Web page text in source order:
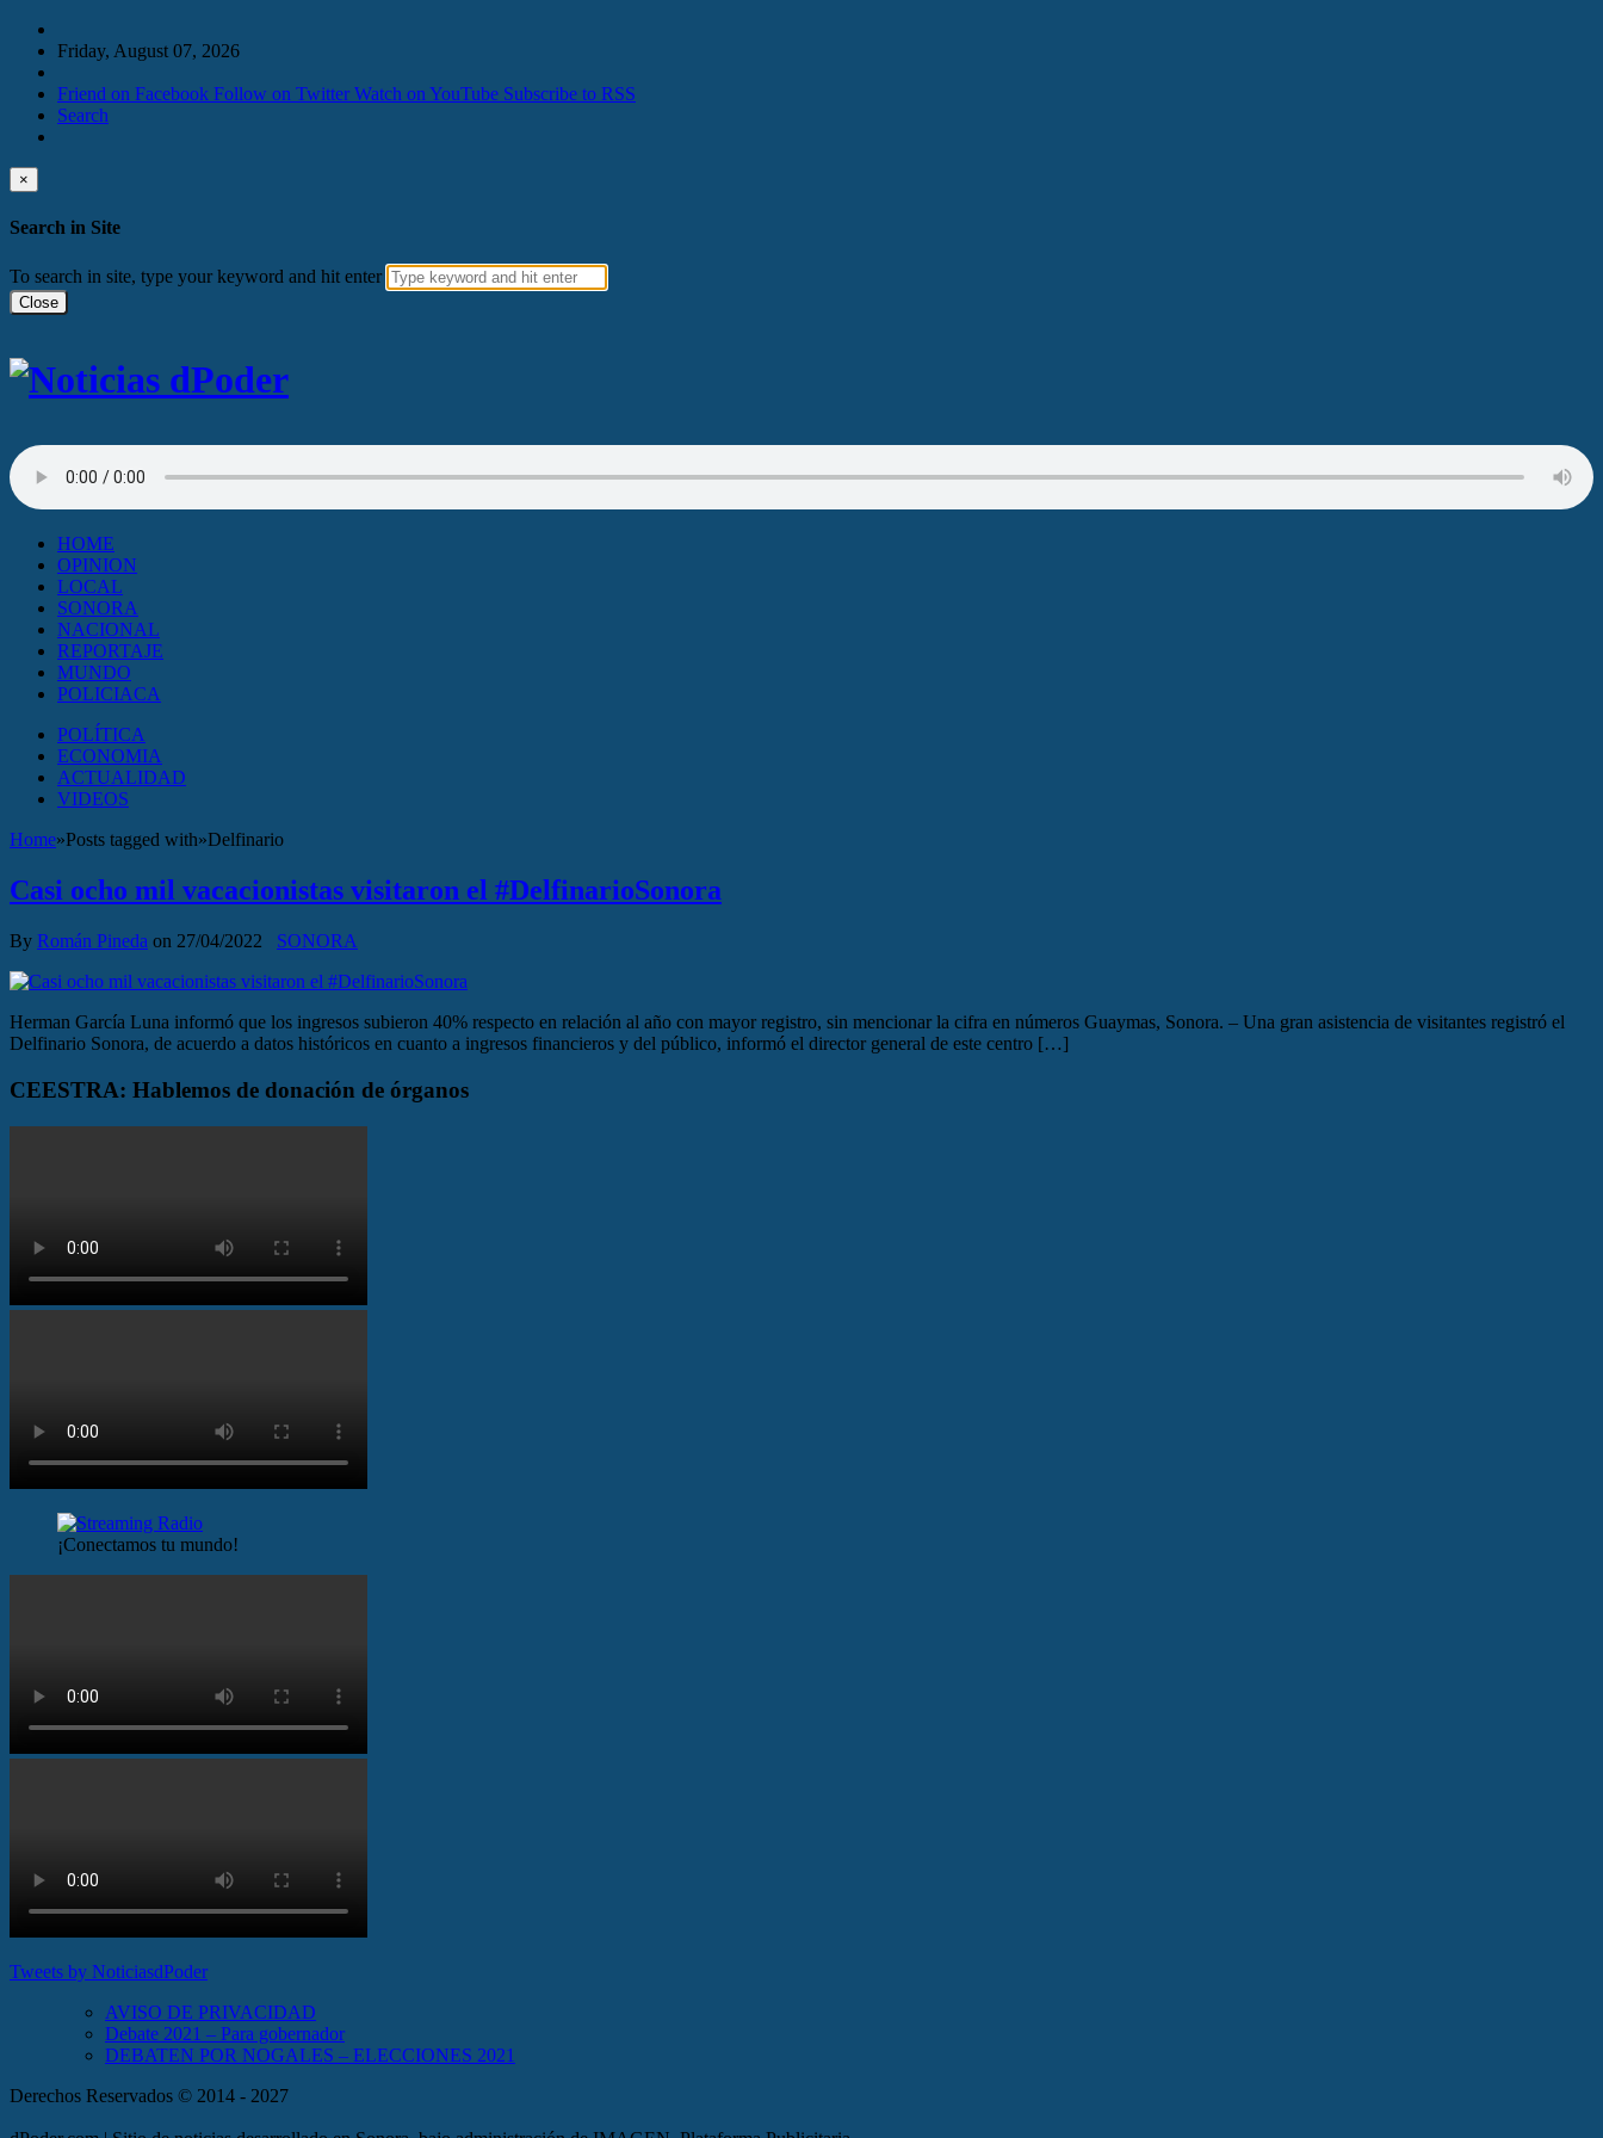
Friday, August 07, 2026
Friend on Facebook Follow on Twitter Watch on YouTube Subscribe to RSS
Search
×
Search in Site
To search in site, type your keyword and hit enter
Close
HOME
OPINION
LOCAL
SONORA
NACIONAL
REPORTAJE
MUNDO
POLICIACA
POLÍTICA
ECONOMIA
ACTUALIDAD
VIDEOS
Home»Posts tagged with»Delfinario
Casi ocho mil vacacionistas visitaron el #DelfinarioSonora
By Román Pineda on 27/04/2022 SONORA
Herman García Luna informó que los ingresos subieron 40% respecto en relación al año con mayor registro, sin mencionar la cifra en números Guaymas, Sonora. – Una gran asistencia de visitantes registró el
Delfinario Sonora, de acuerdo a datos históricos en cuanto a ingresos financieros y del público, informó el director general de este centro […]
CEESTRA: Hablemos de donación de órganos
¡Conectamos tu mundo!
Tweets by NoticiasdPoder
AVISO DE PRIVACIDAD
Debate 2021 – Para gobernador
DEBATEN POR NOGALES – ELECCIONES 2021
Derechos Reservados © 2014 - 2027